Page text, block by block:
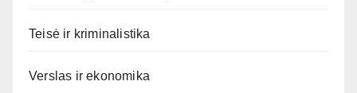
Teisė ir kriminalistika
Verslas ir ekonomika